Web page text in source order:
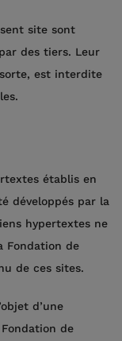
site sont
des tiers. Leur
est interdite
établis en
développés par la
hypertextes ne
Fondation de
de ces sites.
d’une
de